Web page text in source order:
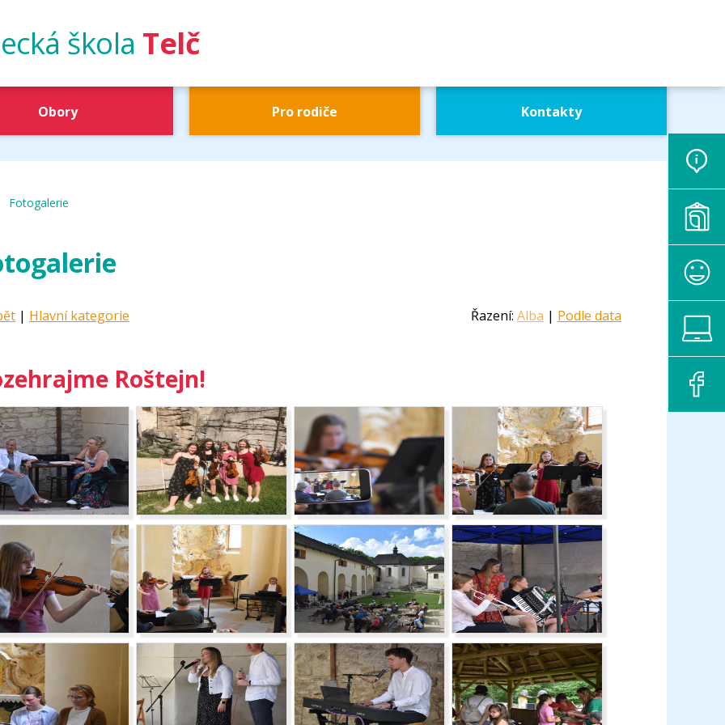
škola Telč
Obory Pro rodiče Kontakty
Telč
Fotogalerie
Řazení: Alba | Podle data
| Hlavní kategorie
Roštejn!